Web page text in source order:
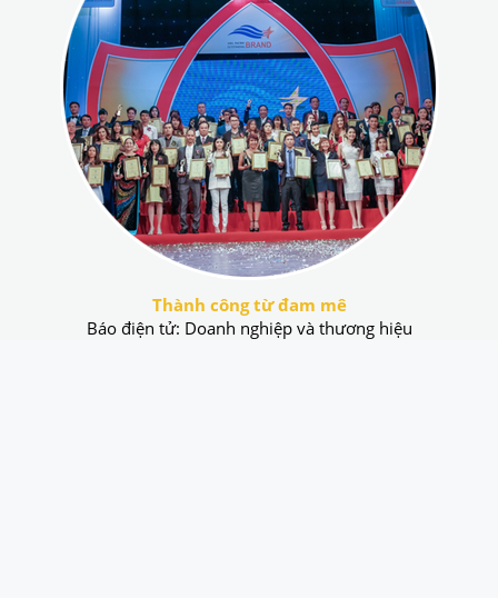
Thành công từ đam mê
Báo điện tử: Doanh nghiệp và thương hiệu